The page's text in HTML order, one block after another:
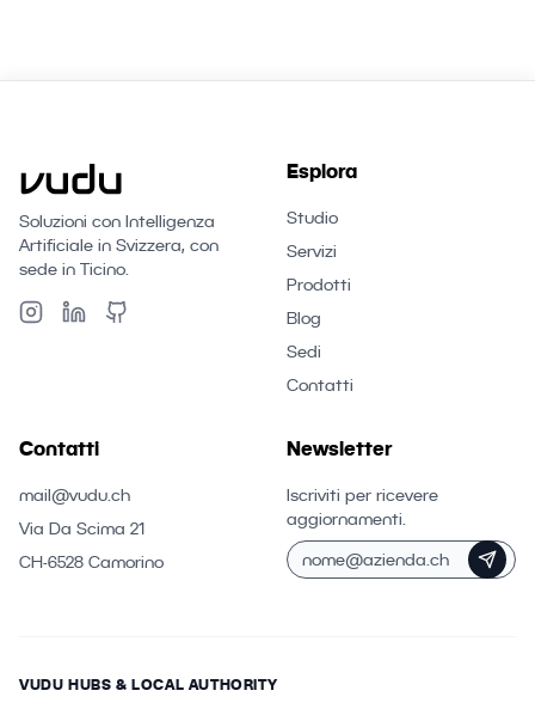
Soluzioni con Intelligenza
Artificiale in Svizzera, con
sede in Ticino.
Esplora
Studio
Servizi
Prodotti
Blog
Sedi
Contatti
Contatti
mail@vudu.ch
Via Da Scima 21
CH-6528 Camorino
Newsletter
Iscriviti per ricevere
aggiornamenti.
VUDU HUBS & LOCAL AUTHORITY